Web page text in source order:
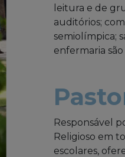
leitura e de
auditórios;
semiolímpica;
enfermaria são
Responsável
Religioso em
escolares,